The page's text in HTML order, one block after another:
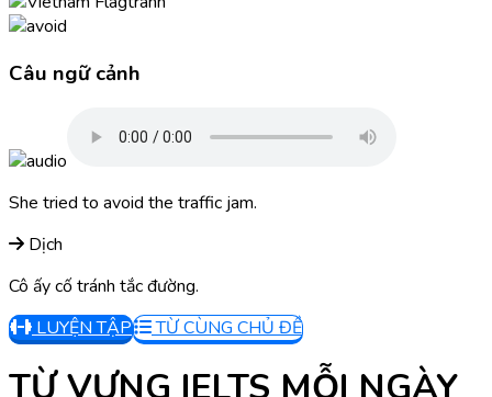
Câu ngữ cảnh
She tried to avoid the traffic jam.
Dịch
Cô ấy cố tránh tắc đường.
LUYỆN TẬP
TỪ CÙNG CHỦ ĐỀ
TỪ VỰNG IELTS MỖI NGÀY